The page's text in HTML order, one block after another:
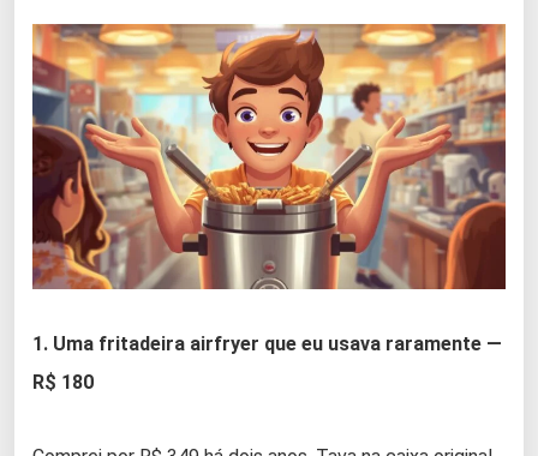
1. Uma fritadeira airfryer que eu usava raramente —
R$ 180